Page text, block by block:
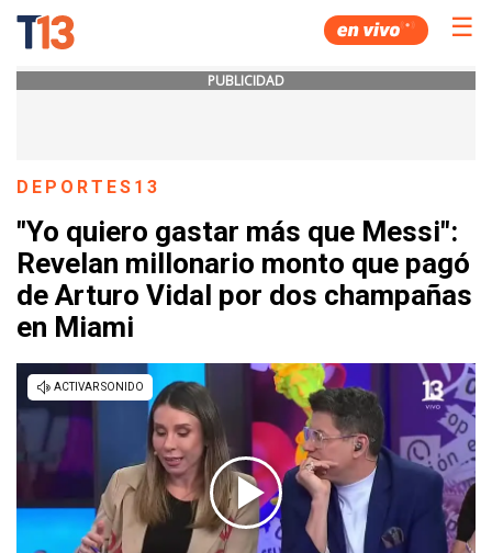
☰
PUBLICIDAD
DEPORTES13
"Yo quiero gastar más que Messi":
Revelan millonario monto que pagó
de Arturo Vidal por dos champañas
en Miami